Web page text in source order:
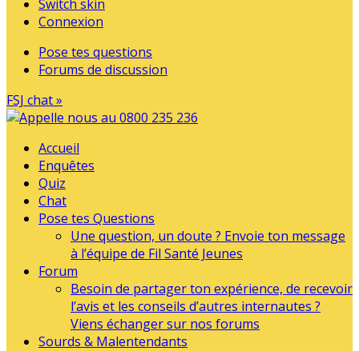
Switch skin
Connexion
Pose tes questions
Forums de discussion
FSJ chat »
Accueil
Enquêtes
Quiz
Chat
Pose tes Questions
Une question, un doute ? Envoie ton message
à l’équipe de Fil Santé Jeunes
Forum
Besoin de partager ton expérience, de recevoir
l’avis et les conseils d’autres internautes ?
Viens échanger sur nos forums
Sourds & Malentendants